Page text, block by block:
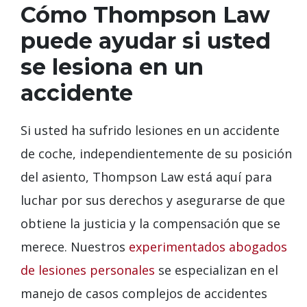
Cómo Thompson Law
puede ayudar si usted
se lesiona en un
accidente
Si usted ha sufrido lesiones en un accidente
de coche, independientemente de su posición
del asiento, Thompson Law está aquí para
luchar por sus derechos y asegurarse de que
obtiene la justicia y la compensación que se
merece. Nuestros experimentados abogados
de lesiones personales se especializan en el
manejo de casos complejos de accidentes